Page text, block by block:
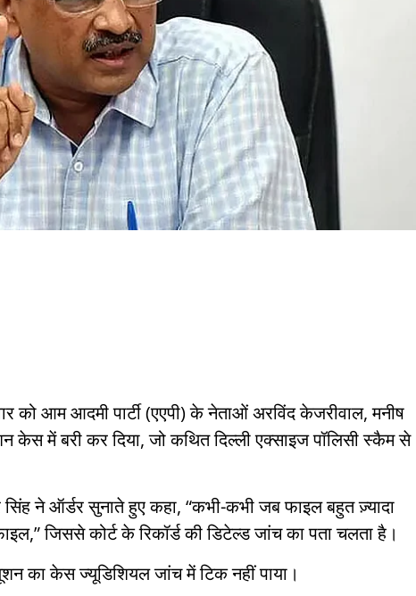
को आम आदमी पार्टी (एएपी) के नेताओं अरविंद केजरीवाल, मनीष
केस में बरी कर दिया, जो कथित दिल्ली एक्साइज पॉलिसी स्कैम से
ने ऑर्डर सुनाते हुए कहा, “कभी-कभी जब फाइल बहुत ज़्यादा
जिससे कोर्ट के रिकॉर्ड की डिटेल्ड जांच का पता चलता है।
का केस ज्यूडिशियल जांच में टिक नहीं पाया।